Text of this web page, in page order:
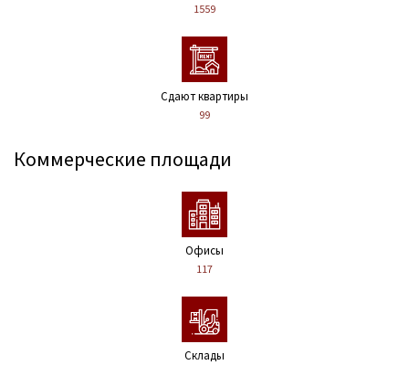
1559
Сдают квартиры
99
Коммерческие площади
Офисы
117
Склады